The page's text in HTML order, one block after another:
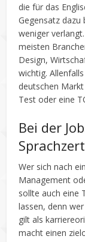
die für das
Gegensatz dazu
weniger
meisten
Design,
wichtig.
deutschen
Test oder eine
Bei der
Wer sich nach
Management
sollte auch eine
lassen, denn
gilt als
macht einen